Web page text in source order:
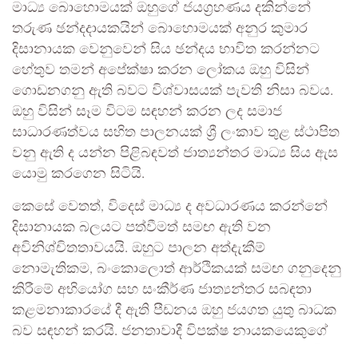
මාධ්‍ය බොහොමයක් ඔහුගේ ජයග්‍රහණය දකින්නේ
තරුණ ඡන්දදායකයින් බොහොමයක් අනුර කුමාර
දිසානායක වෙනුවෙන් සිය ඡන්දය භාවිත කරන්නට
හේතුව තමන් අපේක්ෂා කරන ලෝකය ඔහු විසින්
ගොඩනගනු ඇති බවට විශ්වාසයක් පැවති නිසා බවය.
ඔහු විසින් සෑම විටම සඳහන් කරන ලද සමාජ
සාධාරණත්වය සහිත පාලනයක් ශ්‍රී ලංකාව තුළ ස්ථාපිත
වනු ඇති ද යන්න පිළිබඳවත් ජාත්‍යන්තර මාධ්‍ය සිය ඇස
යොමු කරගෙන සිටියි.
කෙසේ වෙතත්, විදෙස් මාධ්‍ය ද අවධාරණය කරන්නේ
දිසානායක බලයට පත්වීමත් සමඟ ඇති වන
අවිනිශ්චිතතාවයයි. ඔහුට පාලන අත්දැකීම්
නොමැතිකම, බංකොලොත් ආර්ථිකයක් සමඟ ගනුදෙනු
කිරීමේ අභියෝග සහ සංකීර්ණ ජාත්‍යන්තර සබඳතා
කළමනාකාරයේ දී ඇති පීඩනය ඔහු ජයගත යුතු බාධක
බව සඳහන් කරයි. ජනතාවාදී විපක්ෂ නායකයෙකුගේ